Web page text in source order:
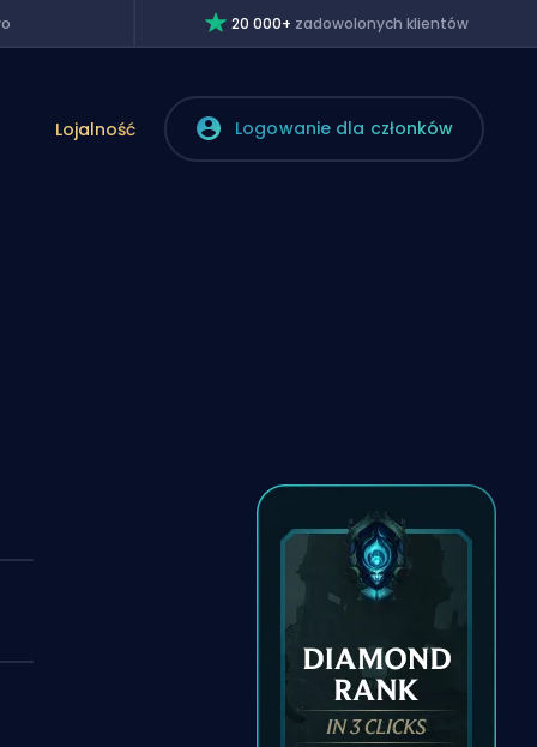
20 000+ zadowolonych klientów
Lojalność Logowanie dla członków